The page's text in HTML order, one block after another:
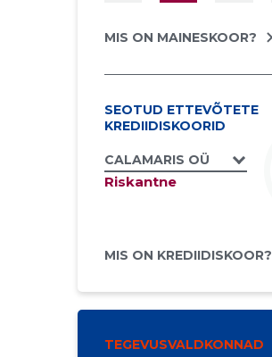
MIS ON MAINESKOOR?
SEOTUD ETTEVÕTETE
KREDIIDISKOORID
CALAMARIS OÜ
Riskantne
MIS ON KREDIIDISKOOR?
TEGEVUSVALDKONNAD